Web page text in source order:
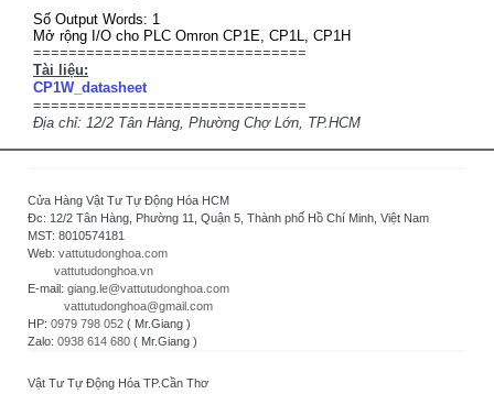
Số Output Words: 1
Mở rộng I/O cho PLC Omron CP1E, CP1L, CP1H
===============================
Tài liệu:
CP1W_datasheet
===============================
Địa chỉ: 12/2 Tân Hàng, Phường Chợ Lớn, TP.HCM
Cửa Hàng Vật Tư Tự Động Hóa HCM
Đc: 12/2 Tân Hàng, Phường 11, Quận 5, Thành phố Hồ Chí Minh, Việt Nam
MST: 8010574181
Web: vattutudonghoa.com
vattutudonghoa.vn
E-mail: giang.le@vattutudonghoa.com
vattutudonghoa@gmail.com
HP: 0979 798 052 ( Mr.Giang )
Zalo: 0938 614 680 ( Mr.Giang )
Vật Tư Tự Động Hóa TP.Cần Thơ